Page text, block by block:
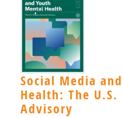
Nicolle van de Wiel
Esther van der Vegt
Pieta van Dishoeck
Barbara van Heijst
Yvonne Vanneste
Social Media
Health: The U.S.
Advisory